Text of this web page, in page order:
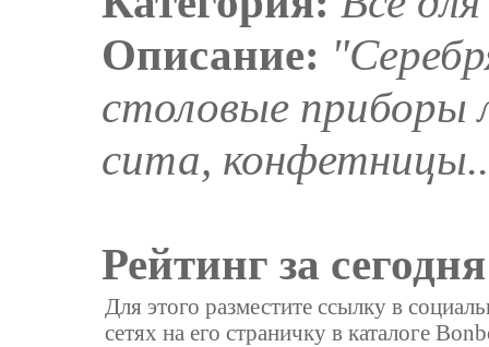
Описание:
столовые приборы
сита,
Рейтинг за
Для этого разместите ссылку в
сетях на его страничку в каталоге